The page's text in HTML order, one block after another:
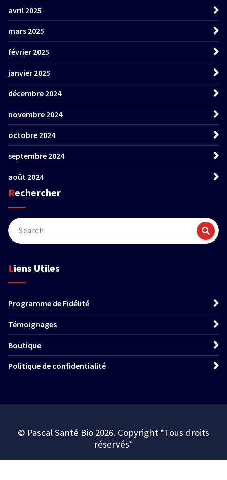
avril 2025
mars 2025
février 2025
janvier 2025
décembre 2024
novembre 2024
octobre 2024
septembre 2024
août 2024
Rechercher
Liens Utiles
Programme de Fidélité
Témoignages
Boutique
Politique de confidentialité
© Pascal Santé Bio 2026. Copyright *Tous droits
réservés*